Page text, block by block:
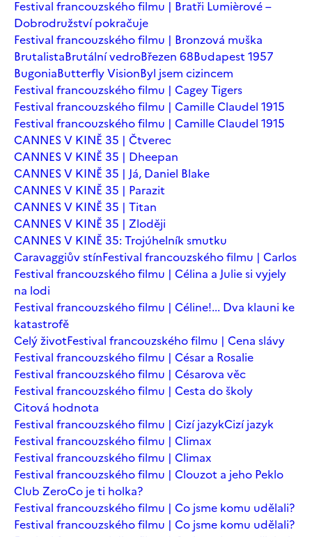
Festival francouzského filmu | Bratři Lumièrové –
Dobrodružství pokračuje
Festival francouzského filmu | Bronzová muška
BrutalistaBrutální vedroBřezen 68Budapest 1957
BugoniaButterfly VisionByl jsem cizincem
Festival francouzského filmu | Cagey Tigers
Festival francouzského filmu | Camille Claudel 1915
Festival francouzského filmu | Camille Claudel 1915
CANNES V KINĚ 35 | Čtverec
CANNES V KINĚ 35 | Dheepan
CANNES V KINĚ 35 | Já, Daniel Blake
CANNES V KINĚ 35 | Parazit
CANNES V KINĚ 35 | Titan
CANNES V KINĚ 35 | Zloději
CANNES V KINĚ 35: Trojúhelník smutku
Caravaggiův stínFestival francouzského filmu | Carlos
Festival francouzského filmu | Célina a Julie si vyjely
na lodi
Festival francouzského filmu | Céline!... Dva klauni ke
katastrofě
Celý životFestival francouzského filmu | Cena slávy
Festival francouzského filmu | César a Rosalie
Festival francouzského filmu | Césarova věc
Festival francouzského filmu | Cesta do školy
Citová hodnota
Festival francouzského filmu | Cizí jazykCizí jazyk
Festival francouzského filmu | Climax
Festival francouzského filmu | Climax
Festival francouzského filmu | Clouzot a jeho Peklo
Club ZeroCo je ti holka?
Festival francouzského filmu | Co jsme komu udělali?
Festival francouzského filmu | Co jsme komu udělali?